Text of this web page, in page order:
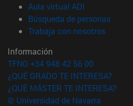
Aula virtual ADI
Búsqueda de personas(abre
Trabaja con nosotros(abre
Información
TFNO +34 948 42 56 00
¿QUÉ GRADO TE INTERESA?
¿QUÉ MÁSTER TE INTERESA?
© Universidad de Navarra